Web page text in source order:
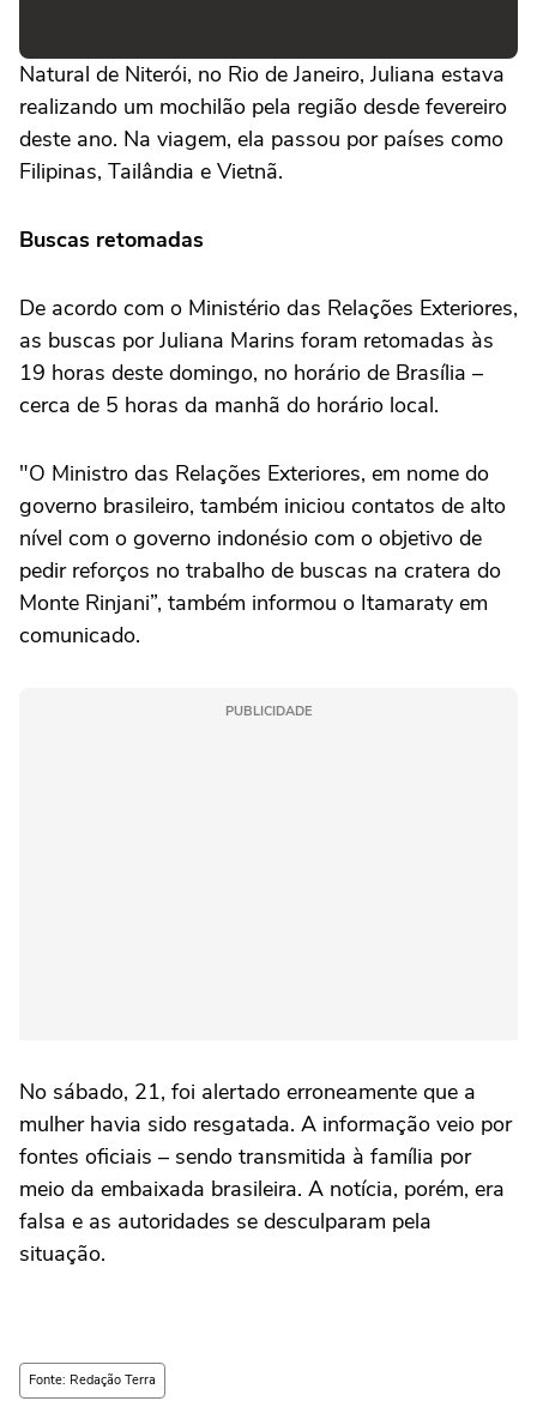
Natural de Niterói, no Rio de Janeiro, Juliana estava
realizando um mochilão pela região desde fevereiro
deste ano. Na viagem, ela passou por países como
Filipinas, Tailândia e Vietnã.
Buscas retomadas
De acordo com o Ministério das Relações Exteriores,
as buscas por Juliana Marins foram retomadas às
19 horas deste domingo, no horário de Brasília –
cerca de 5 horas da manhã do horário local.
"O Ministro das Relações Exteriores, em nome do
governo brasileiro, também iniciou contatos de alto
nível com o governo indonésio com o objetivo de
pedir reforços no trabalho de buscas na cratera do
Monte Rinjani”, também informou o Itamaraty em
comunicado.
PUBLICIDADE
No sábado, 21, foi alertado erroneamente que a
mulher havia sido resgatada. A informação veio por
fontes oficiais – sendo transmitida à família por
meio da embaixada brasileira. A notícia, porém, era
falsa e as autoridades se desculparam pela
situação.
Fonte: Redação Terra